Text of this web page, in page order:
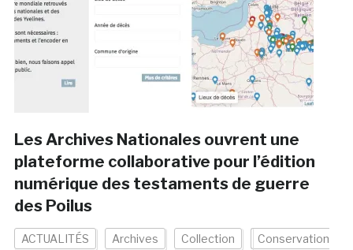
Les Archives Nationales ouvrent une
plateforme collaborative pour l’édition
numérique des testaments de guerre
des Poilus
ACTUALITÉS Archives Collection Conservation